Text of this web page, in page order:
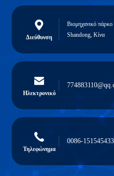
Διεύθυνση
Βιομηχανικό
Shandong, Κίνα
Ηλεκτρονικό
Τηλεφώνημα
0086-